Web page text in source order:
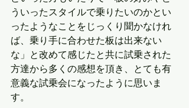
ういったスタイルで乗りたいのかとい
ったようなことをじっくり聞かなけれ
ば、乗り手に合わせた板は出来ない
な」と改めて感じたと共に試乗された
方達から多くの感想を頂き、とても有
意義な試乗会になったように思いま
す。